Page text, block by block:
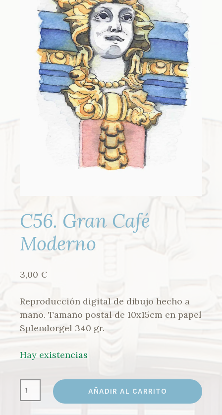
C56. Gran Café
Moderno
3,00 €
Reproducción digital de dibujo hecho a
mano. Tamaño postal de 10x15cm en papel
Splendorgel 340 gr.
Hay existencias
GRAN
AÑADIR AL CARRITO